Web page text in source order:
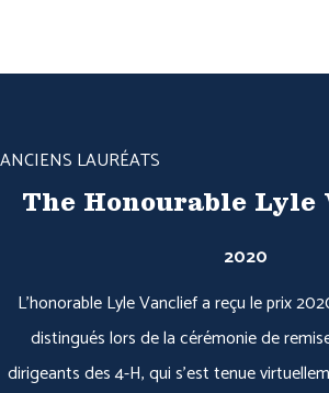
ANCIENS LAURÉATS
The Honourable Lyle
2020
L'honorable Lyle Vanclief a reçu le prix
distingués lors de la cérémonie de
dirigeants des 4-H, qui s'est tenue